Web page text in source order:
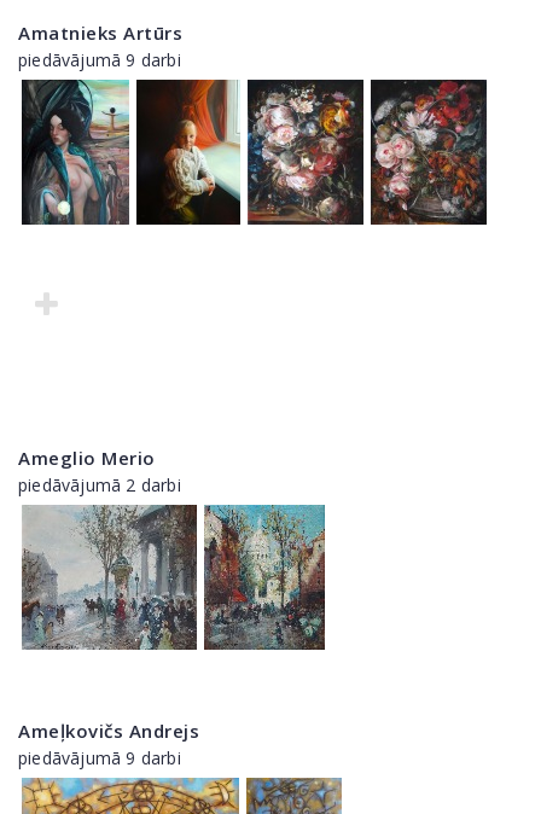
Amatnieks Artūrs
piedāvājumā 9 darbi
Ameglio Merio
piedāvājumā 2 darbi
Ameļkovičs Andrejs
piedāvājumā 9 darbi